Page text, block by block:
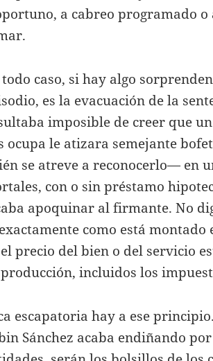
a cabreo programado
caso, si hay algo
es la evacuación de la
imposible de creer que
ocupa le atizara semejante
se atreve a reconocerlo— en
con o sin préstamo
apoquinar al firmante. No
como está
precio del bien o del servicio
incluidos los
escapatoria hay a ese
Sánchez acaba endiñando